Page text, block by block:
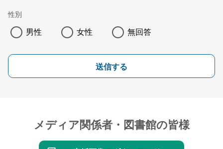
性別
男性 女性 無回答
送信する
メディア関係者・図書館の皆様